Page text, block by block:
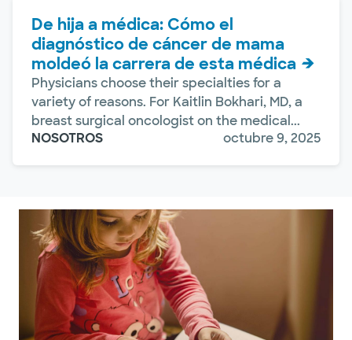
De hija a médica: Cómo el
diagnóstico de cáncer de mama
moldeó la carrera de esta médica
Physicians choose their specialties for a
variety of reasons. For Kaitlin Bokhari, MD, a
breast surgical oncologist on the medical...
NOSOTROS
octubre 9, 2025